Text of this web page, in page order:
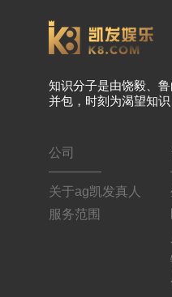
知识分子是由饶毅、
并包，时刻为渴望知
公司
关于ag凯发真人
服务范围